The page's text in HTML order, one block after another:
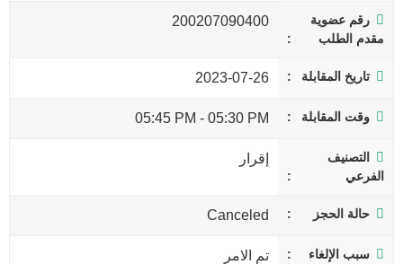
رقم عضوية
مقدم الطلب
200207090400
تاريخ المقابلة 2023-07-26
وقت المقابلة 05:30 PM
-
05:45 PM
التصنيف
الفرعي
إقرار
حالة الحجز Canceled
سبب الإلغاء تم الامر